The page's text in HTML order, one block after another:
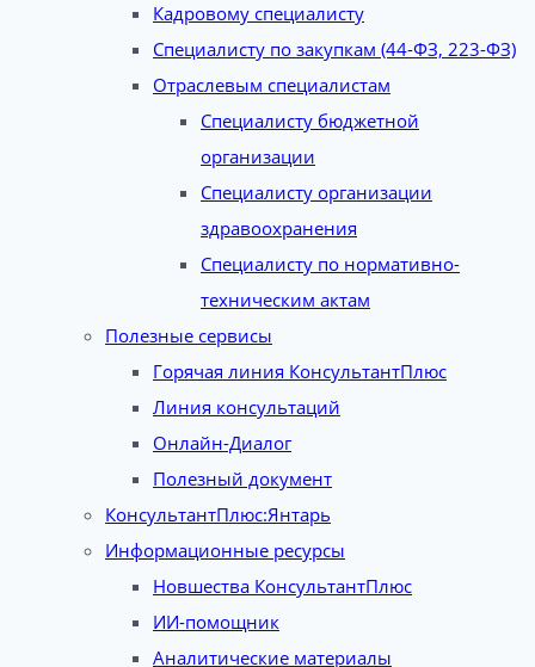
Кадровому специалисту
Специалисту по закупкам (44-ФЗ, 223-ФЗ)
Отраслевым специалистам
Специалисту бюджетной
организации
Специалисту организации
здравоохранения
Специалисту по нормативно-
техническим актам
Полезные сервисы
Горячая линия КонсультантПлюс
Линия консультаций
Онлайн-Диалог
Полезный документ
КонсультантПлюс:Янтарь
Информационные ресурсы
Новшества КонсультантПлюс
ИИ-помощник
Аналитические материалы